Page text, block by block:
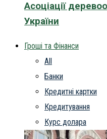
Асоціації
України
Гроші та Фінанси
All
Банки
Кредитні картки
Кредитування
Курс долара